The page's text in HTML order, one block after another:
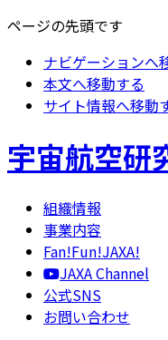
ページの先頭です
ナビゲーションへ
本文へ移動する
サイト情報へ移動
宇宙航空研
組織情報
事業内容
Fan!Fun!JAXA!
JAXA Channel
公式SNS
お問い合わせ